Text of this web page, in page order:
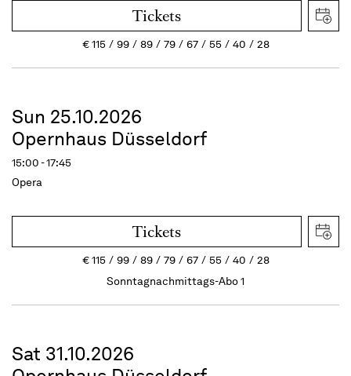
Tickets
€115 99 89 79 67 55 40 28
Sun 25.10.2026
Opernhaus Düsseldorf
15:00 - 17:45
Opera
Tickets
€115 99 89 79 67 55 40
28
Sonntagnachmittags-Abo 1
Sat 31.10.2026